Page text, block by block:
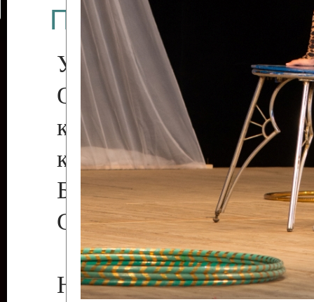
Приднестровского
Участники фестиваля:
Образцовый
коллектив
культуры с.
Бендеры ,
Светлана Георгиевна
Народный цирковой